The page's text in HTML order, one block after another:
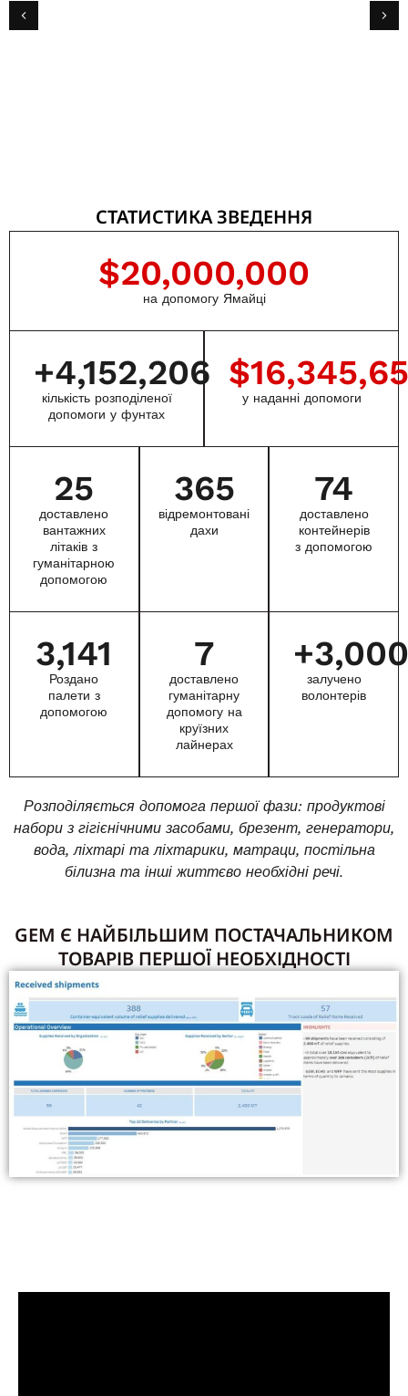
СТАТИСТИКА ЗВЕДЕННЯ
на допомогу Ямайці
$20,000,000
кількість розподіленої
допомоги у фунтах
+4,152,206
у наданні допомоги
$
доставлено
вантажних
літаків з
гуманітарною
допомогою
25
відремонтовані
дахи
365
доставлено
контейнерів
з допомогою
74
Роздано
палети з
допомогою
3,141
доставлено
гуманітарну
допомогу на
круїзних
лайнерах
7
залучено
волонтерів
+
Розподіляється допомога першої фази: продуктові
набори з гігієнічними засобами, брезент, генератори,
вода, ліхтарі та ліхтарики, матраци, постільна
білизна та інші життєво необхідні речі.
GEM Є НАЙБІЛЬШИМ ПОСТАЧАЛЬНИКОМ
ТОВАРІВ ПЕРШОЇ НЕОБХІДНОСТІ